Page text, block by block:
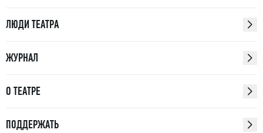
ЛЮДИ ТЕАТРА
ЖУРНАЛ
О ТЕАТРЕ
ПОДДЕРЖАТЬ